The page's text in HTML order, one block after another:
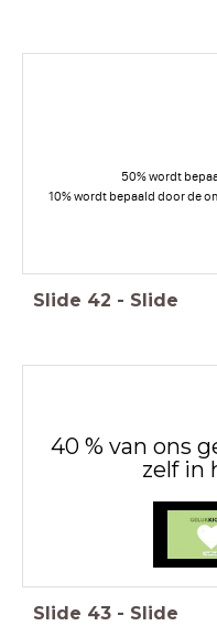
50% wordt
10% wordt bepaald door de
Slide 42 - Slide
40 % van ons
zelf in
Slide 43 - Slide